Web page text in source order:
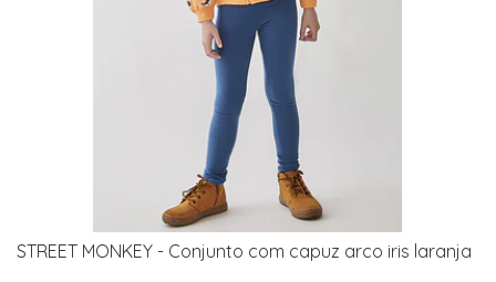
STREET MONKEY - Conjunto com capuz arco iris laranja